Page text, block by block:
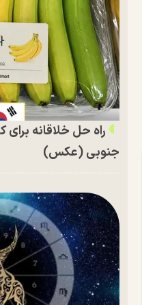
راه حل خلاقانه
جنوبی (عکس)